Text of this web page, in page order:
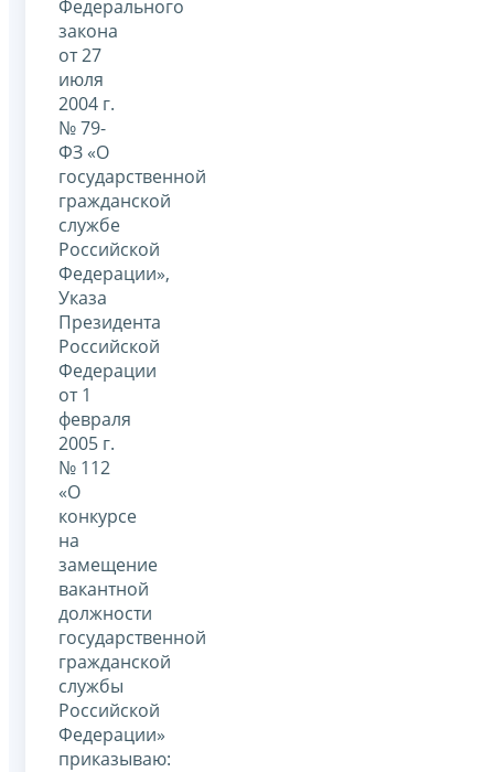
Федерального
закона
от 27
июля
2004 г.
№ 79-
ФЗ «О
государственной
гражданской
службе
Российской
Федерации»,
Указа
Президента
Российской
Федерации
от 1
февраля
2005 г.
№ 112
«О
конкурсе
на
замещение
вакантной
должности
государственной
гражданской
службы
Российской
Федерации»
приказываю: